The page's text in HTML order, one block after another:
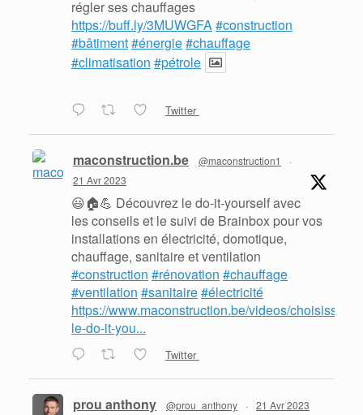
régler ses chauffages
https://buff.ly/3MUWGFA#construction
#bâtiment#énergie#chauffage
#climatisation #pétrole
Twitter
maconstruction.be @maconstruction1
·
21 Avr 2023
😃🏠💪 Découvrez le do-it-yourself avec
les conseils et le suivi de Brainbox pour vos
installations en électricité, domotique,
chauffage, sanitaire et ventilation
#construction #rénovation #chauffage
#ventilation #sanitaire#électricité
https://www.maconstruction.be/videos/choisissez-
le-do-it-you...
Twitter
prou anthony @prou_anthony · 21 Avr 2023